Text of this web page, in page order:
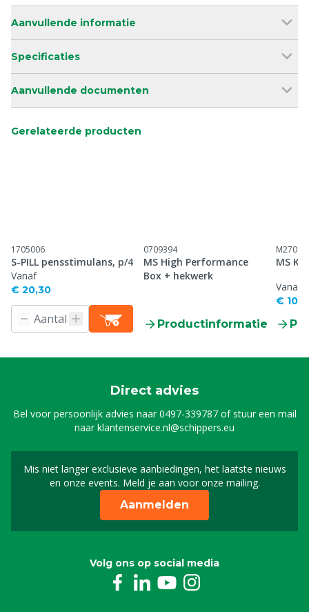
Aanvullende informatie
Specificaties
Aanvullende documenten
Gerelateerde producten
1705006
S-PILL pensstimulans, p/4
Vanaf
€ 20,30
0709394
MS High Performance
Box + hekwerk
Productinformatie
MS
Vanaf
€
Direct advies
Bel voor persoonlijk advies naar0497-339787of stuur een mail
naarklantenservice.nl@schippers.eu
Mis niet langer exclusieve aanbiedingen, het laatste nieuws
en onze events. Meld je aan voor onze mailing.
Schrijf je in voor onze
Aanmelden
Volg ons op social media